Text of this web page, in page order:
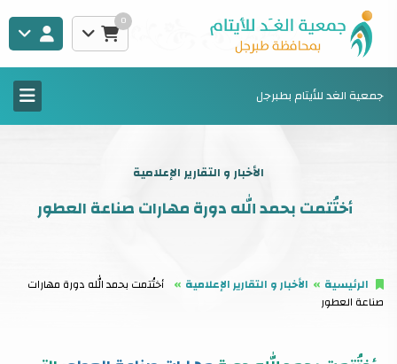
0
جمعية الغد للأيتام بطبرجل
الأخبار و التقارير الإعلامية
أختُتمت بحمد الله دورة مهارات صناعة العطور
الرئيسية الأخبار و التقارير الإعلامية
أختُتمت بحمد الله دورة مهارات
صناعة العطور